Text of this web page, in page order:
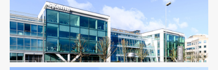
Enseignement Fluides Structure Thermique